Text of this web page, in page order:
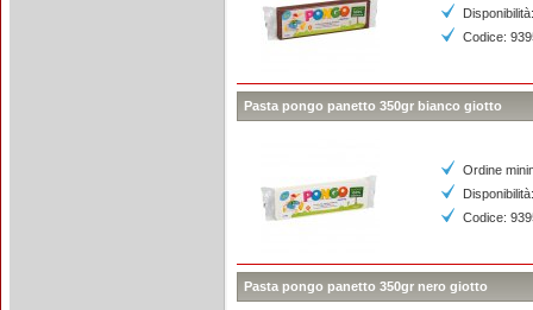
Codice:
Pasta pongo panetto 350gr bianco giotto
Ordine
Codice:
Pasta pongo panetto 350gr nero giotto